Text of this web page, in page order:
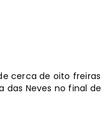
cerca de oito freiras
das Neves no final de